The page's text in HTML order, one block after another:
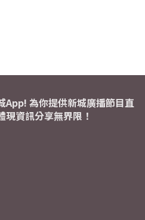
App! 為你提供新城廣播節目直
現資訊分享無界限！